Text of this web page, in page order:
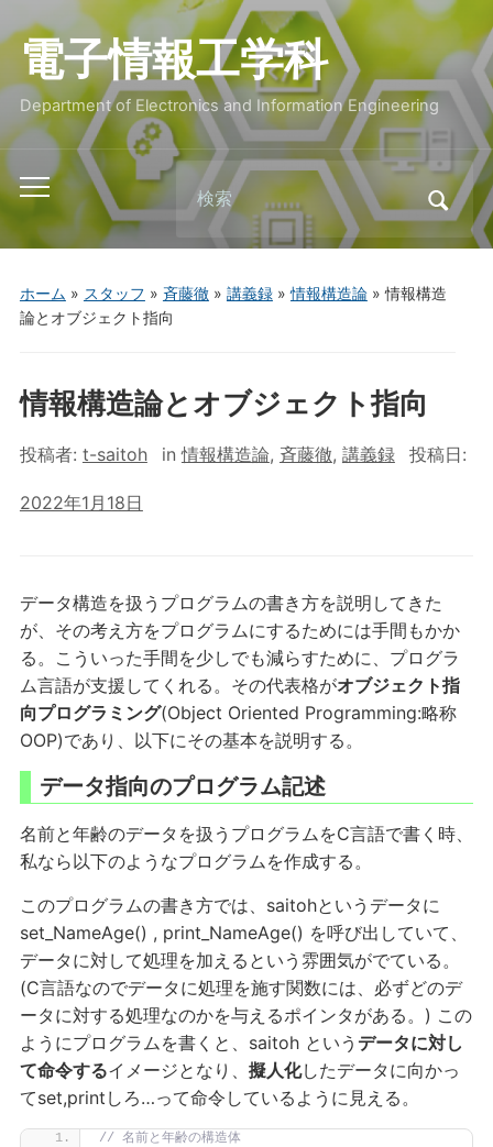
電子情報工学科
Department of Electronics and Information Engineering
Toggle
mobile
menu
Search
for:
ホーム » スタッフ » 斉藤徹» 講義録»情報構造論»情報構造
論とオブジェクト指向
情報構造論とオブジェクト指向
投稿者: t-saitoh in情報構造論, 斉藤徹, 講義録 投稿日:
2022年1月18日
データ構造を扱うプログラムの書き方を説明してきた
が、その考え方をプログラムにするためには手間もかか
る。こういった手間を少しでも減らすために、プログラ
ム言語が支援してくれる。その代表格がオブジェクト指
向プログラミング(Object Oriented Programming:略称
OOP)であり、以下にその基本を説明する。
データ指向のプログラム記述
名前と年齢のデータを扱うプログラムをC言語で書く時、
私なら以下のようなプログラムを作成する。
このプログラムの書き方では、saitohというデータに
set_NameAge() , print_NameAge() を呼び出していて、
データに対して処理を加えるという雰囲気がでている。
(C言語なのでデータに処理を施す関数には、必ずどのデ
ータに対する処理なのかを与えるポインタがある。) この
ようにプログラムを書くと、saitoh という データに対し
て命令するイメージとなり、 擬人化したデータに向かっ
てset,printしろ…って命令しているように見える。
// 名前と年齢の構造体